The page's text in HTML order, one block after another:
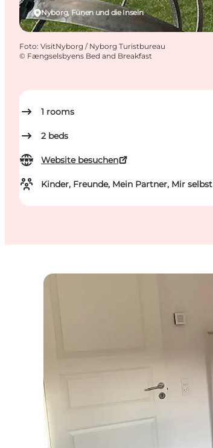
1 rooms
2 beds
Website besuchen
Kinder, Freunde, Mein Partner, Mir selbst
Nyborg, Fünen und die Inseln
Foto: VisitNyborg / Nyborg Turistbureau
© Fængselsbyens Bed and Breakfast